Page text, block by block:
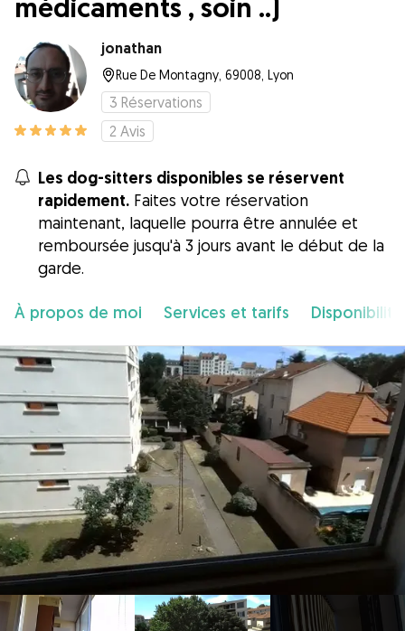
médicaments , soin ..)
jonathan
Rue De Montagny, 69008, Lyon
3 Réservations
2 Avis
Les dog-sitters disponibles se réservent
rapidement. Faites votre réservation
maintenant, laquelle pourra être annulée et
remboursée jusqu'à 3 jours avant le début de la
garde.
À propos de moi Services et tarifs Disponibilité